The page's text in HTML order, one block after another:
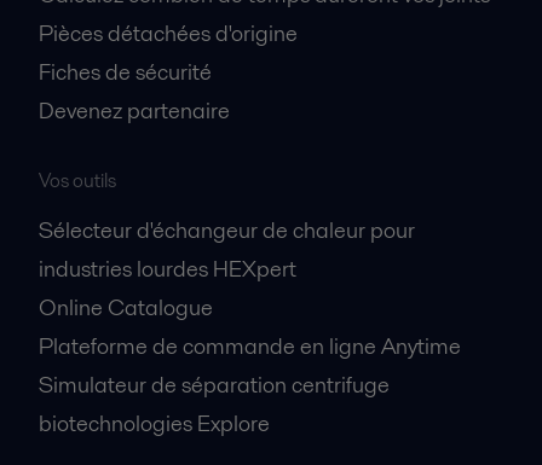
Pièces détachées d'origine
Fiches de sécurité
Devenez partenaire
Vos outils
Sélecteur d'échangeur de chaleur pour
industries lourdes HEXpert
Online Catalogue
Plateforme de commande en ligne Anytime
Simulateur de séparation centrifuge
biotechnologies Explore